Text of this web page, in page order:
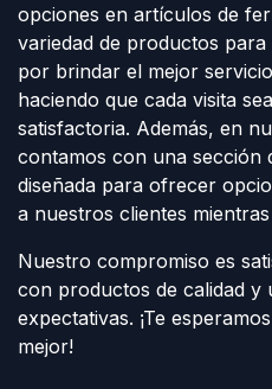
opciones en artículos de
variedad de productos
por brindar el mejor
haciendo que cada visita
satisfactoria. Además, en
contamos con una sección
diseñada para ofrecer
a nuestros clientes
Nuestro compromiso es
con productos de calidad y
expectativas. ¡Te
mejor!